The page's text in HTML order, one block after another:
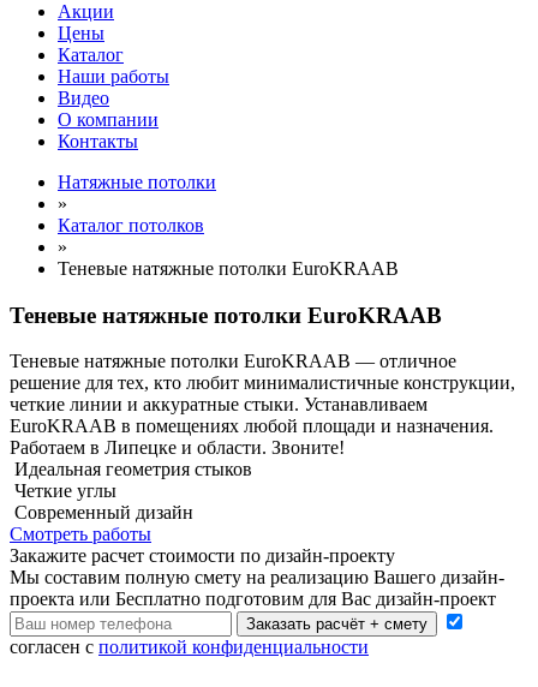
Акции
Цены
Каталог
Наши работы
Видео
О компании
Контакты
Натяжные потолки
»
Каталог потолков
»
Теневые натяжные потолки EuroKRAAB
Теневые натяжные потолки EuroKRAAB
Теневые натяжные потолки EuroKRAAB — отличное
решение для тех, кто любит минималистичные конструкции,
четкие линии и аккуратные стыки. Устанавливаем
EuroKRAAB в помещениях любой площади и назначения.
Работаем в Липецке и области. Звоните!
Идеальная геометрия стыков
Четкие углы
Современный дизайн
Смотреть работы
Закажите расчет cтоимости по дизайн-проекту
Мы составим полную смету на реализацию Вашего дизайн-
проекта или Бесплатно подготовим для Вас дизайн-проект
Заказать расчёт + смету
согласен с политикой конфиденциальности